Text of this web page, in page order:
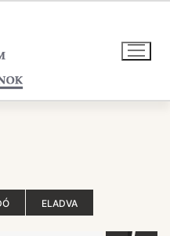
ELADVA